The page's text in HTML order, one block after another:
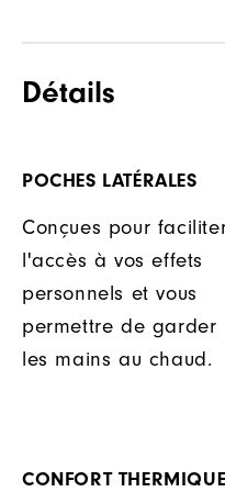
Détails
POCHES LATÉRALES
Conçues pour
l'accès à vos effets
personnels et vous
permettre de garder
les mains au chaud.
CONFORT THERMIQUE